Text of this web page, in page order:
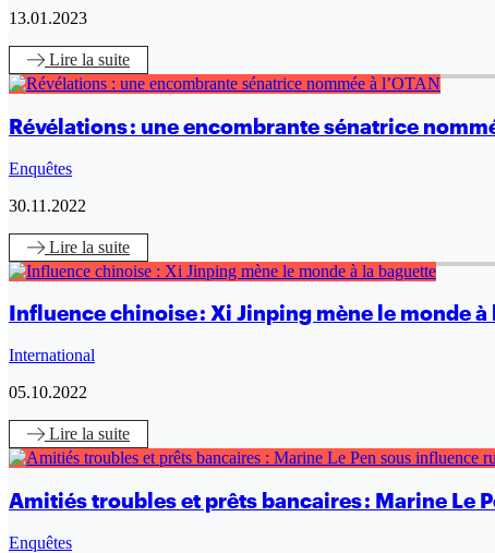
13.01.2023
Lire la suite
Révélations : une encombrante sénatrice
Enquêtes
30.11.2022
Lire la suite
Influence chinoise : Xi Jinping mène le monde à
International
05.10.2022
Lire la suite
Amitiés troubles et prêts bancaires : Marine Le
Enquêtes